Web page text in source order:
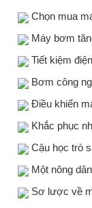
Chọn mua
Máy bơm
Tiết kiệm
Bơm công
Điều khiển
Khắc phục
Cậu học trò
Một nông
Sơ lược về